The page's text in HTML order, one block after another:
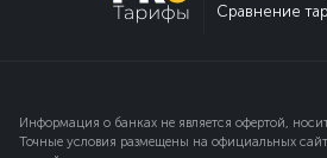
Сравнение
Информация о банках не является офертой,
Точные условия размещены на официальных